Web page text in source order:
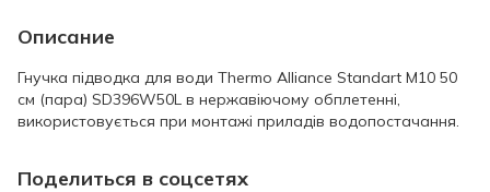
Описание
Гнучка підводка для води Thermo Alliance Standart М10 50
см (пара) SD396W50L в нержавіючому обплетенні,
використовується при монтажі приладів водопостачання.
Поделиться в соцсетях